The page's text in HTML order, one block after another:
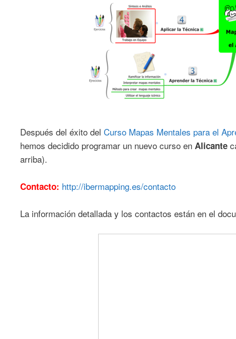
Después del éxito del Curso Mapas Mentales para el
hemos decidido programar un nuevo curso en Alicante
arriba).
Contacto: http://ibermapping.es/contacto
La información detallada y los contactos están en el